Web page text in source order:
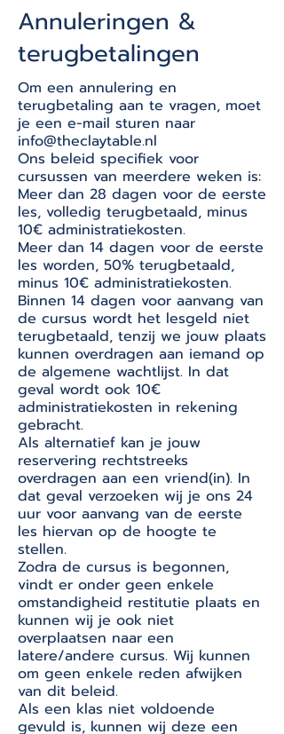
Annuleringen &
terugbetalingen
Om een annulering en
terugbetaling aan te vragen, moet
je een e-mail sturen naar
info@theclaytable.nl
Ons beleid specifiek voor
cursussen van meerdere weken is:
Meer dan 28 dagen voor de eerste
les, volledig terugbetaald, minus
10€ administratiekosten.
Meer dan 14 dagen voor de eerste
les worden, 50% terugbetaald,
minus 10€ administratiekosten.
Binnen 14 dagen voor aanvang van
de cursus wordt het lesgeld niet
terugbetaald, tenzij we jouw plaats
kunnen overdragen aan iemand op
de algemene wachtlijst. In dat
geval wordt ook 10€
administratiekosten in rekening
gebracht.
Als alternatief kan je jouw
reservering rechtstreeks
overdragen aan een vriend(in). In
dat geval verzoeken wij je ons 24
uur voor aanvang van de eerste
les hiervan op de hoogte te
stellen.
Zodra de cursus is begonnen,
vindt er onder geen enkele
omstandigheid restitutie plaats en
kunnen wij je ook niet
overplaatsen naar een
latere/andere cursus. Wij kunnen
om geen enkele reden afwijken
van dit beleid.
Als een klas niet voldoende
gevuld is, kunnen wij deze een